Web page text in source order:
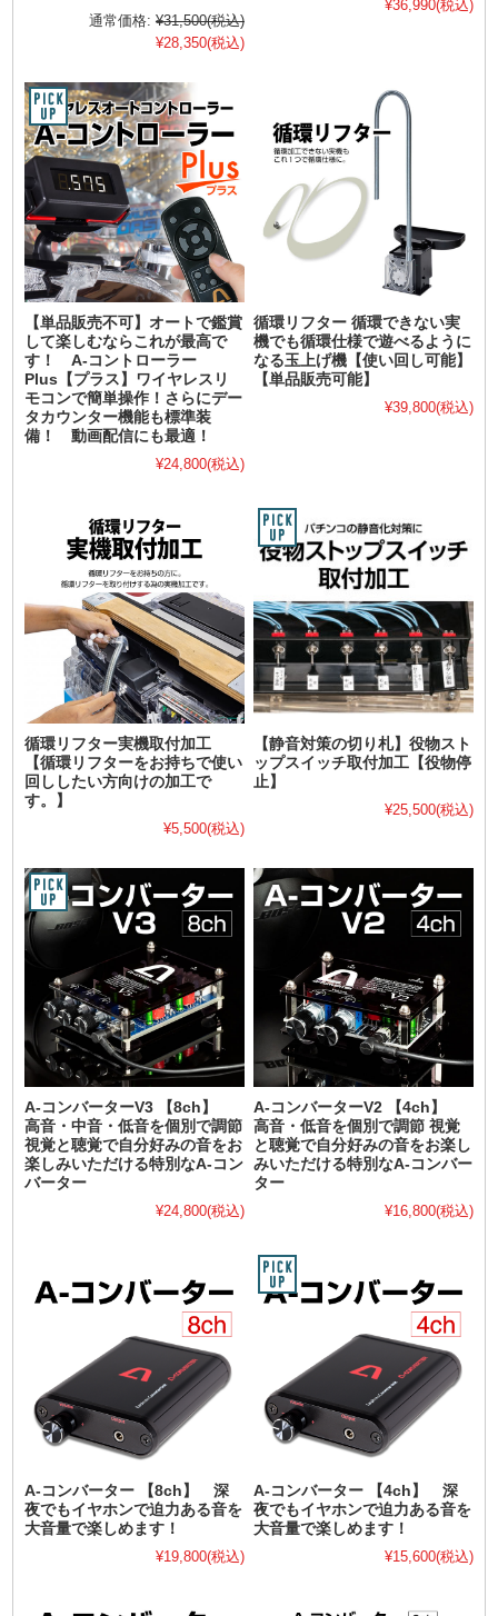
通常価格: ¥31,500(税込)
¥28,350(税込)
¥36,990(税込)
【単品販売不可】オートで鑑賞
して楽しむならこれが最高で
す！ A-コントローラー
Plus【プラス】ワイヤレスリ
モコンで簡単操作！さらにデー
タカウンター機能も標準装
備！ 動画配信にも最適！
¥24,800(税込)
循環リフター 循環できない実
機でも循環仕様で遊べるように
なる玉上げ機【使い回し可能】
【単品販売可能】
¥39,800(税込)
循環リフター実機取付加工
【循環リフターをお持ちで使い
回ししたい方向けの加工で
す。】
¥5,500(税込)
【静音対策の切り札】役物スト
ップスイッチ取付加工【役物停
止】
¥25,500(税込)
A-コンバーターV3 【8ch】
高音・中音・低音を個別で調節
視覚と聴覚で自分好みの音をお
楽しみいただける特別なA-コン
バーター
¥24,800(税込)
A-コンバーターV2 【4ch】
高音・低音を個別で調節 視覚
と聴覚で自分好みの音をお楽し
みいただける特別なA-コンバー
ター
¥16,800(税込)
A-コンバーター 【8ch】 深
夜でもイヤホンで迫力ある音を
大音量で楽しめます！
¥19,800(税込)
A-コンバーター 【4ch】 深
夜でもイヤホンで迫力ある音を
大音量で楽しめます！
¥15,600(税込)